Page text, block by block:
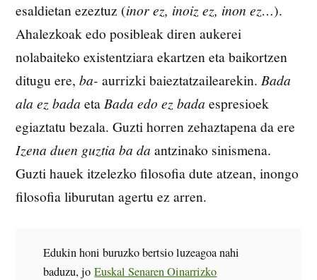
esaldietan ezeztuz (inor ez, inoiz ez, inon ez…).
Ahalezkoak edo posibleak diren aukerei
nolabaiteko existentziara ekartzen eta baikortzen
ditugu ere,ba- aurrizki baieztatzailearekin. Bada
ala ez bada eta Bada edo ez bada espresioek
egiaztatu bezala. Guzti horren zehaztapena da ere
Izena duen guztia ba da antzinako sinismena.
Guzti hauek itzelezko filosofia dute atzean, inongo
filosofia liburutan agertu ez arren.
Edukin honi buruzko bertsio luzeagoa nahi
baduzu, joEuskal Senaren Oinarrizko